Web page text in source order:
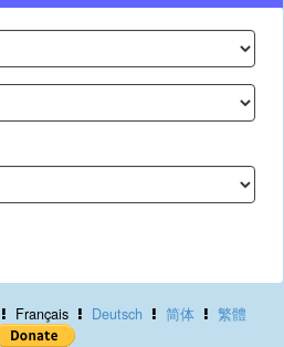
Français Deutsch 简体 繁體